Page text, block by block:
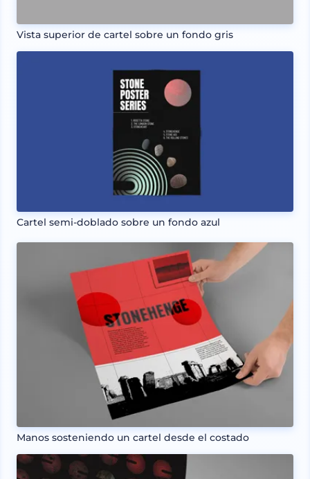
Vista superior de cartel sobre un fondo gris
Cartel semi-doblado sobre un fondo azul
Manos sosteniendo un cartel desde el costado